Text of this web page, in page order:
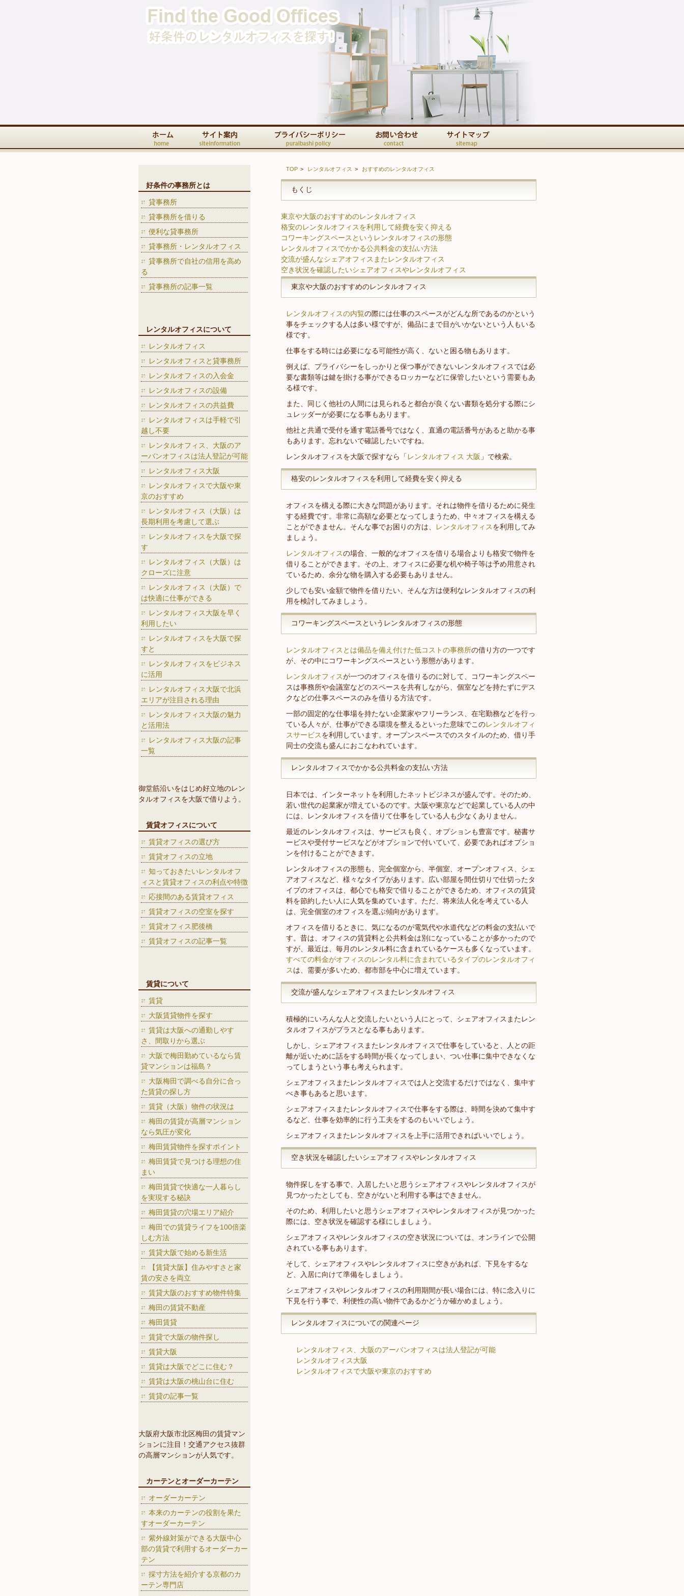
TOP レンタルオフィス おすすめのレンタルオフィス
もくじ
東京や大阪のおすすめのレンタルオフィス
格安のレンタルオフィスを利用して経費を安く抑える
コワーキングスペースというレンタルオフィスの形態
レンタルオフィスでかかる公共料金の支払い方法
交流が盛んなシェアオフィスまたレンタルオフィス
空き状況を確認したいシェアオフィスやレンタルオフィス
東京や大阪のおすすめのレンタルオフィス
レンタルオフィスの内覧の際には仕事のスペースがどんな所であるのかという
事をチェックする人は多い様ですが、備品にまで目がいかないという人もいる
様です。
仕事をする時には必要になる可能性が高く、ないと困る物もあります。
例えば、プライバシーをしっかりと保つ事ができないレンタルオフィスでは必
要な書類等は鍵を掛ける事ができるロッカーなどに保管したいという需要もあ
る様です。
また、同じく他社の人間には見られると都合が良くない書類を処分する際にシ
ュレッダーが必要になる事もあります。
他社と共通で受付を通す電話番号ではなく、直通の電話番号があると助かる事
もあります。忘れないで確認したいですね。
レンタルオフィスを大阪で探すなら「 レンタルオフィス 大阪 」で検索。
格安のレンタルオフィスを利用して経費を安く抑える
オフィスを構える際に大きな問題があります。それは物件を借りるために発生
する経費です。非常に高額な必要となってしまうため、中々オフィスを構える
ことができません。そんな事でお困りの方は、
レンタルオフィスを利用してみ
ましょう。
レンタルオフィスの場合、一般的なオフィスを借りる場合よりも格安で物件を
借りることができます。その上、オフィスに必要な机や椅子等は予め用意され
ているため、余分な物を購入する必要もありません。
少しでも安い金額で物件を借りたい、そんな方は便利なレンタルオフィスの利
用を検討してみましょう。
コワーキングスペースというレンタルオフィスの形態
レンタルオフィスとは備品を備え付けた低コストの事務所の借り方の一つです
が、その中にコワーキングスペースという形態があります。
レンタルオフィスが一つのオフィスを借りるのに対して、コワーキングスペー
スは事務所や会議室などのスペースを共有しながら、個室などを持たずにデス
クなどの仕事スペースのみを借りる方法です。
一部の固定的な仕事場を持たない企業家やフリーランス、在宅勤務などを行っ
ている人々が、仕事ができる環境を整えるといった意味でこのレンタルオフィ
スサービスを利用しています。オープンスペースでのスタイルのため、借り手
同士の交流も盛んにおこなわれています。
レンタルオフィスでかかる公共料金の支払い方法
日本では、インターネットを利用したネットビジネスが盛んです。そのため、
若い世代の起業家が増えているのです。大阪や東京などで起業している人の中
には、レンタルオフィスを借りて仕事をしている人も少なくありません。
最近のレンタルオフィスは、サービスも良く、オプションも豊富です。秘書サ
ービスや受付サービスなどがオプションで付いていて、必要であればオプショ
ンを付けることができます。
レンタルオフィスの形態も、完全個室から、半個室、オープンオフィス、シェ
アオフィスなど、様々なタイプがあります。広い部屋を間仕切りで仕切ったタ
イプのオフィスは、都心でも格安で借りることができるため、オフィスの賃貸
料を節約したい人に人気を集めています。ただ、将来法人化を考えている人
は、完全個室のオフィスを選ぶ傾向があります。
オフィスを借りるときに、気になるのが電気代や水道代などの料金の支払いで
す。昔は、オフィスの賃貸料と公共料金は別になっていることが多かったので
すが、最近は、毎月のレンタル料に含まれているケースも多くなっています。
すべての料金がオフィスのレンタル料に含まれているタイプのレンタルオフィ
スは、需要が多いため、都市部を中心に増えています。
交流が盛んなシェアオフィスまたレンタルオフィス
積極的にいろんな人と交流したいという人にとって、シェアオフィスまたレン
タルオフィスがプラスとなる事もあります。
しかし、シェアオフィスまたレンタルオフィスで仕事をしていると、人との距
離が近いために話をする時間が長くなってしまい、つい仕事に集中できなくな
ってしまうという事も考えられます。
シェアオフィスまたレンタルオフィスでは人と交流するだけではなく、集中す
べき事もあると思います。
シェアオフィスまたレンタルオフィスで仕事をする際は、時間を決めて集中す
るなど、仕事を効率的に行う工夫をするのもいいでしょう。
シェアオフィスまたレンタルオフィスを上手に活用できればいいでしょう。
空き状況を確認したいシェアオフィスやレンタルオフィス
物件探しをする事で、入居したいと思うシェアオフィスやレンタルオフィスが
見つかったとしても、空きがないと利用する事はできません。
そのため、利用したいと思うシェアオフィスやレンタルオフィスが見つかった
際には、空き状況を確認する様にしましょう。
シェアオフィスやレンタルオフィスの空き状況については、オンラインで公開
されている事もあります。
そして、シェアオフィスやレンタルオフィスに空きがあれば、下見をするな
ど、入居に向けて準備をしましょう。
シェアオフィスやレンタルオフィスの利用期間が長い場合には、特に念入りに
下見を行う事で、利便性の高い物件であるかどうか確かめましょう。
レンタルオフィスについての関連ページ
レンタルオフィス、大阪のアーバンオフィスは法人登記が可能
レンタルオフィス大阪
レンタルオフィスで大阪や東京のおすすめ
好条件の事務所とは
貸事務所
貸事務所を借りる
便利な貸事務所
貸事務所・レンタルオフィス
貸事務所で自社の信用を高め
る
貸事務所の記事一覧
レンタルオフィスについて
レンタルオフィス
レンタルオフィスと貸事務所
レンタルオフィスの入会金
レンタルオフィスの設備
レンタルオフィスの共益費
レンタルオフィスは手軽で引
越し不要
レンタルオフィス、大阪のア
ーバンオフィスは法人登記が可能
レンタルオフィス大阪
レンタルオフィスで大阪や東
京のおすすめ
レンタルオフィス（大阪）は
長期利用を考慮して選ぶ
レンタルオフィスを大阪で探
す
レンタルオフィス（大阪）は
クローズに注意
レンタルオフィス（大阪）で
は快適に仕事ができる
レンタルオフィス大阪を早く
利用したい
レンタルオフィスを大阪で探
すと
レンタルオフィスをビジネス
に活用
レンタルオフィス大阪で北浜
エリアが注目される理由
レンタルオフィス大阪の魅力
と活用法
レンタルオフィス大阪の記事
一覧
御堂筋沿いをはじめ好立地のレン
タルオフィスを大阪で借りよう。
賃貸オフィスについて
賃貸オフィスの選び方
賃貸オフィスの立地
知っておきたいレンタルオフ
ィスと賃貸オフィスの利点や特徴
応接間のある賃貸オフィス
賃貸オフィスの空室を探す
賃貸オフィス肥後橋
賃貸オフィスの記事一覧
賃貸について
賃貸
大阪賃貸物件を探す
賃貸は大阪への通勤しやす
さ、間取りから選ぶ
大阪で梅田勤めているなら賃
貸マンションは福島？
大阪梅田で調べる自分に合っ
た賃貸の探し方
賃貸（大阪）物件の状況は
梅田の賃貸が高層マンション
なら気圧が変化
梅田賃貸物件を探すポイント
梅田賃貸で見つける理想の住
まい
梅田賃貸で快適な一人暮らし
を実現する秘訣
梅田賃貸の穴場エリア紹介
梅田での賃貸ライフを100倍楽
しむ方法
賃貸大阪で始める新生活
【賃貸大阪】住みやすさと家
賃の安さを両立
賃貸大阪のおすすめ物件特集
梅田の賃貸不動産
梅田賃貸
賃貸で大阪の物件探し
賃貸大阪
賃貸は大阪でどこに住む？
賃貸は大阪の桃山台に住む
賃貸の記事一覧
大阪府大阪市北区梅田の賃貸マン
ションに注目！交通アクセス抜群
の高層マンションが人気です。
カーテンとオーダーカーテン
オーダーカーテン
本来のカーテンの役割を果た
すオーダーカーテン
紫外線対策ができる大阪中心
部の賃貸で利用するオーダーカー
テン
採寸方法を紹介する京都のカ
ーテン専門店